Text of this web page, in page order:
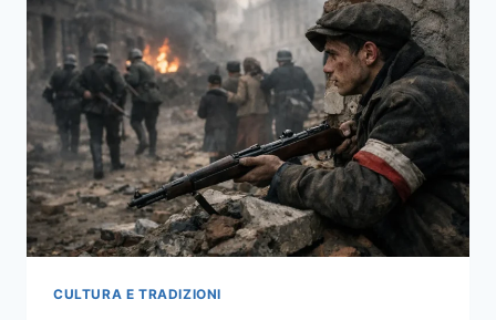
LETTERATURA
ITALIANA:
5
OPERE
CHIAVE
PER
CAPIRE
LIBERTÀ,
MEMORIA
E
DIRITTI
DONNE
CULTURA E TRADIZIONI